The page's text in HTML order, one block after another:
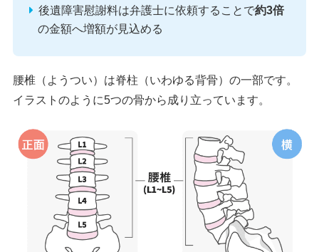
後遺障害慰謝料は弁護士に依頼することで約3倍
の金額へ増額が見込める
腰椎（ようつい）は脊柱（いわゆる背骨）の一部です。
イラストのように5つの骨から成り立っています。